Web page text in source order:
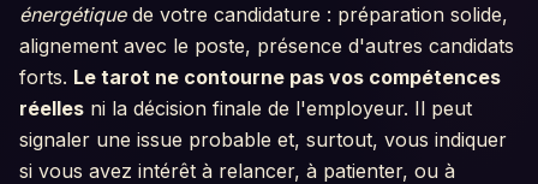
énergétiquede votre candidature : préparation solide,
alignement avec le poste, présence d'autres candidats
forts. Le tarot ne contourne pas vos compétences
réelles ni la décision finale de l'employeur. Il peut
signaler une issue probable et, surtout, vous indiquer
si vous avez intérêt à relancer, à patienter, ou à